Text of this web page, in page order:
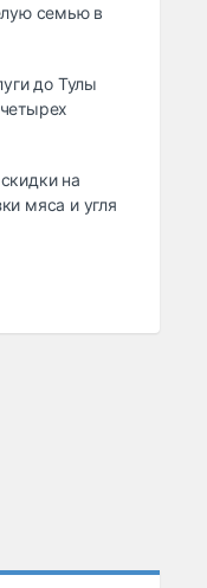
семью в
до Тулы
на
мяса и угля